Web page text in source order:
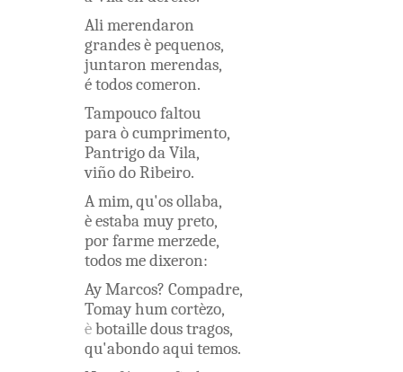
Alimerendaron
grandesèpequenos,
juntaron merendas,
étodoscomeron.
Tampoucofaltou
paraòcumprimento,
PantrigodaVila,
viñodoRibeiro.
Amim,qu'osollaba,
èestabamuypreto,
porfarmemerzede,
todosmedixeron:
AyMarcos? Compadre,
Tomayhumcortèzo,
èbotailledoustragos,
qu'abondoaquitemos.